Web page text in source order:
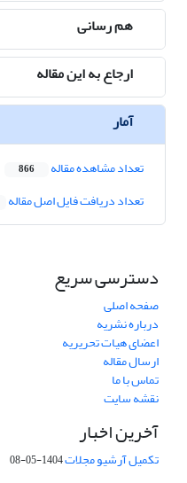
هم رسانی
ارجاع به این مقاله
آمار
تعداد مشاهده مقاله 866
تعداد دریافت فایل اصل مقاله
دسترسی سریع
صفحه اصلی
درباره نشریه
اعضای هیات تحریریه
ارسال مقاله
تماس با ما
نقشه سایت
آخرین اخبار
تکمیل آرشیو مجلات1404-05-08